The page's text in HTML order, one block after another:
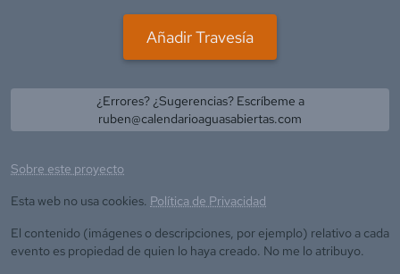
Añadir Travesía
¿Errores? ¿Sugerencias? Escríbeme a
ruben@calendarioaguasabiertas.com
Sobre este proyecto
Esta web no usa cookies. Política de Privacidad
El contenido (imágenes o descripciones, por ejemplo) relativo a cada
evento es propiedad de quien lo haya creado. No me lo atribuyo.